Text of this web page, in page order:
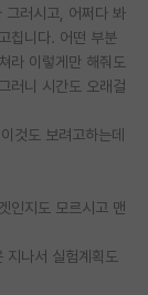
그러시고, 어쩌다 봐
칩니다. 어떤 부분
라 이렇게만 해줘도
러니 시간도 오래걸
것도 보려고하는데
인지도 모르시고 맨
나서 실험계획도